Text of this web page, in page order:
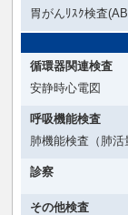
胃がんﾘｽｸ検査
循環器関連検査
安静時心電図
呼吸機能検査
肺機能検査（肺活
診察
その他検査